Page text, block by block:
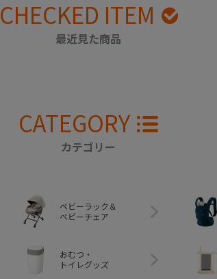
CHECKED ITEM
最近見た商品
CATEGORY
カテゴリー
ベビーラック＆
ベビーチェア
おむつ・
トイレグッズ